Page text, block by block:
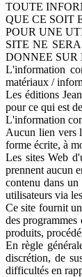
TOUTE
QUE CE SOIT
POUR UNE
SITE NE
DONNEE SUR
L'information
matériaux /
Les éditions
pour ce qui est
L'information
Aucun lien vers
forme écrite, à
Les sites Web
prennent aucun
contenu dans
utilisateurs via
Ce site fournit
des
produits,
En règle
discrétion, de
difficultés en